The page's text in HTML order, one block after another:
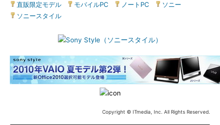
直販限定モデル
モバイルPC ノートPC ソニー
ソニースタイル
Copyright © ITmedia, Inc. All Rights Reserved.